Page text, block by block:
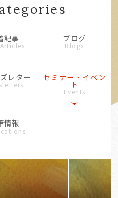
記事 ブログ
Blogs
レター セミナー・イベン
ト
Events
情報